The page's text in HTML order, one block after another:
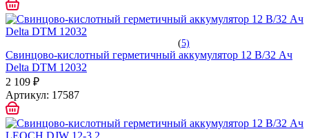
(5)
Свинцово-кислотный герметичный аккумулятор 12 В/32 Ач
Delta DTM 12032
2 109 ₽
Артикул: 17587